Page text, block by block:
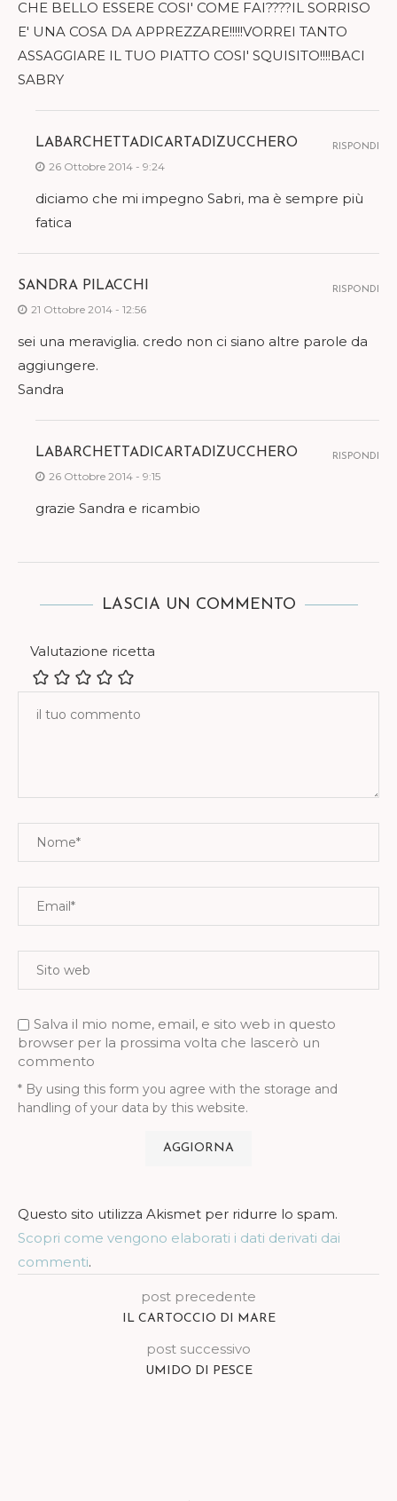
CHE BELLO ESSERE COSI' COME FAI????IL SORRISO
E' UNA COSA DA APPREZZARE!!!!!VORREI TANTO
ASSAGGIARE IL TUO PIATTO COSI' SQUISITO!!!!BACI
SABRY
LABARCHETTADICARTADIZUCCHERO
26 Ottobre 2014 - 9:24
diciamo che mi impegno Sabri, ma è sempre più
fatica
RISPONDI
SANDRA PILACCHI
21 Ottobre 2014 - 12:56
sei una meraviglia. credo non ci siano altre parole da
aggiungere.
Sandra
RISPONDI
LABARCHETTADICARTADIZUCCHERO
26 Ottobre 2014 - 9:15
grazie Sandra e ricambio
RISPONDI
LASCIA UN COMMENTO
Valutazione ricetta
Salva il mio nome, email, e sito web in questo
browser per la prossima volta che lascerò un
commento
* By using this form you agree with the storage and
handling of your data by this website.
Questo sito utilizza Akismet per ridurre lo spam.
Scopri come vengono elaborati i dati derivati dai
commenti.
post precedente
IL CARTOCCIO DI MARE
post successivo
UMIDO DI PESCE